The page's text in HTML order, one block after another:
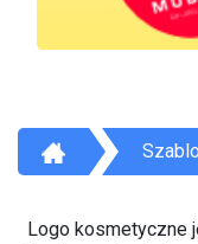
Logo kosmetyczne